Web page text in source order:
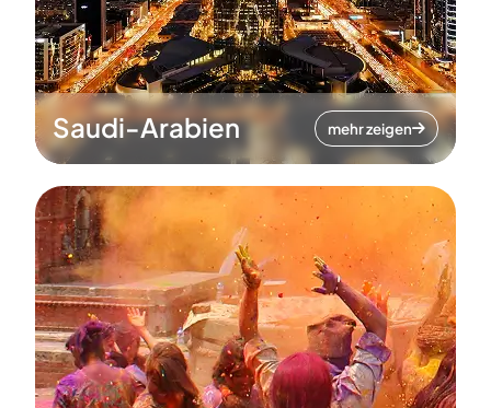
Saudi-Arabien mehr zeigen